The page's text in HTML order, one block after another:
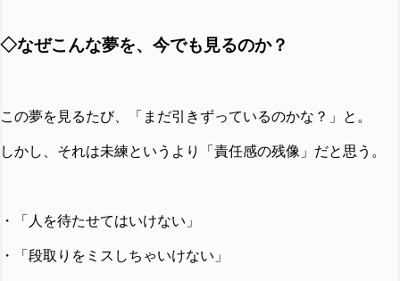
◇なぜこんな夢を、今でも見るのか？
この夢を見るたび、「まだ引きずっているのかな？」と。
しかし、それは未練というより「責任感の残像」だと思う。
・「人を待たせてはいけない」
・「段取りをミスしちゃいけない」